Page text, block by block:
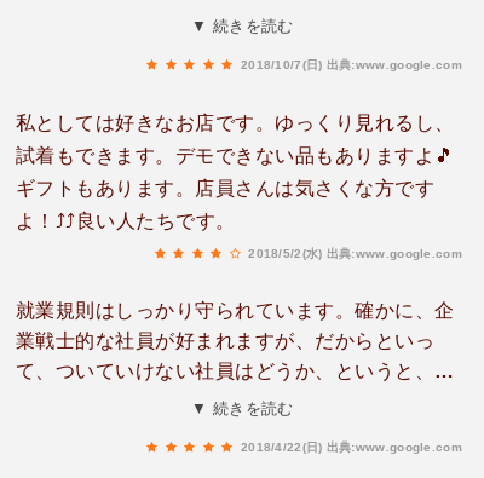
お得な企画がかなり頻繁にあるので、会員になる
▼ 続きを読む
2018/10/7(日) 出典:www.google.com
私としては好きなお店です。ゆっくり見れるし、
試着もできます。デモできない品もありますよ🎵
ギフトもあります。店員さんは気さくな方です
よ！⤴⤴良い人たちです。
2018/5/2(水) 出典:www.google.com
就業規則はしっかり守られています。確かに、企
業戦士的な社員が好まれますが、だからといっ
て、ついていけない社員はどうか、というと、そ
れなりの評価は受けますが、会社に守られている
▼ 続きを読む
2018/4/22(日) 出典:www.google.com